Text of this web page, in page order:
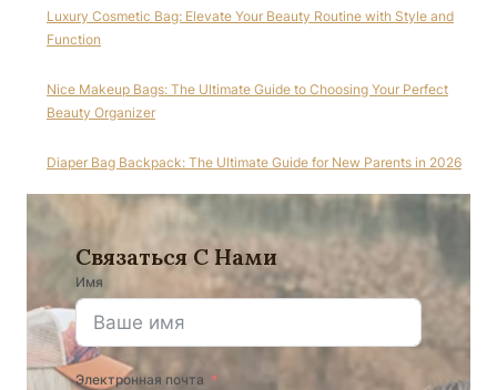
Luxury Cosmetic Bag: Elevate Your Beauty Routine with Style and
Function
Nice Makeup Bags: The Ultimate Guide to Choosing Your Perfect
Beauty Organizer
Diaper Bag Backpack: The Ultimate Guide for New Parents in 2026
Связаться С Нами
Имя
Электронная почта